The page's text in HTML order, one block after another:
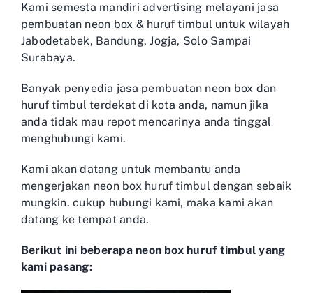
Kami semesta mandiri advertising melayani jasa
pembuatan neon box & huruf timbul untuk wilayah
Jabodetabek, Bandung, Jogja, Solo Sampai
Surabaya.
Banyak penyedia jasa pembuatan neon box dan
huruf timbul terdekat di kota anda, namun jika
anda tidak mau repot mencarinya anda tinggal
menghubungi kami.
Kami akan datang untuk membantu anda
mengerjakan neon box huruf timbul dengan sebaik
mungkin. cukup hubungi kami, maka kami akan
datang ke tempat anda.
Berikut ini beberapa neon box huruf timbul yang
kami pasang: